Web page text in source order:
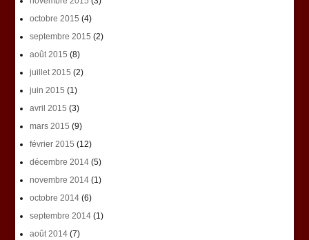
octobre 2015 (4)
septembre 2015 (2)
août 2015 (8)
juillet 2015 (2)
juin 2015 (1)
avril 2015 (3)
mars 2015 (9)
février 2015 (12)
décembre 2014(5)
novembre 2014(1)
octobre 2014(6)
septembre 2014(1)
août 2014(7)